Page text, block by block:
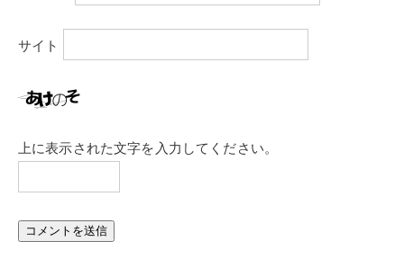
サイト
上に表示された文字を入力してください。